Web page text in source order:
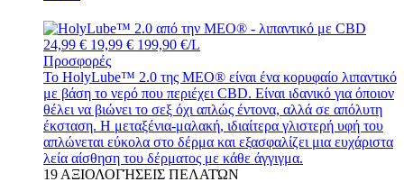
24,99 € 19,99 € 199,90 €/L
Προσφορές
Το HolyLube™ 2.0 της MEO® είναι ένα κορυφαίο λιπαντικό
με βάση το νερό που περιέχει CBD. Είναι ιδανικό για όποιον
θέλει να βιώνει το σεξ όχι απλώς έντονα, αλλά σε απόλυτη
έκσταση. Η μεταξένια-μαλακή, ιδιαίτερα γλιστερή υφή του
απλώνεται εύκολα στο δέρμα και εξασφαλίζει μια ευχάριστα
λεία αίσθηση του δέρματος με κάθε άγγιγμα.
19 ΑΞΙΟΛΟΓΉΣΕΙΣ ΠΕΛΑΤΏΝ